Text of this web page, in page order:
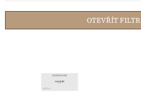
í
r
OTEVŘÍT FILTR